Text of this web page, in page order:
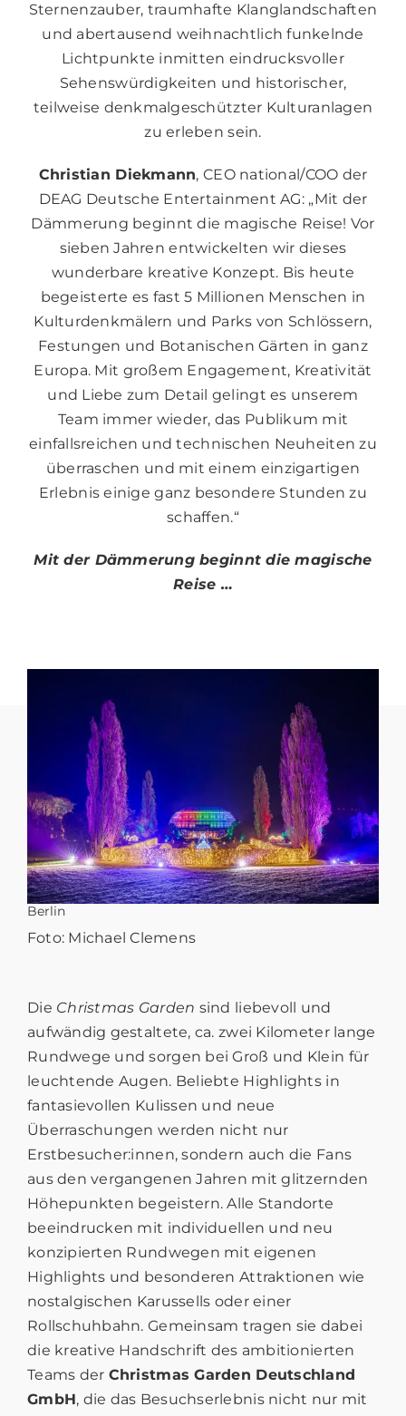
Sternenzauber, traumhafte Klanglandschaften
und abertausend weihnachtlich funkelnde
Lichtpunkte inmitten eindrucksvoller
Sehenswürdigkeiten und historischer,
teilweise denkmalgeschützter Kulturanlagen
zu erleben sein.
Christian Diekmann, CEO national/COO der
DEAG Deutsche Entertainment AG: „Mit der
Dämmerung beginnt die magische Reise! Vor
sieben Jahren entwickelten wir dieses
wunderbare kreative Konzept. Bis heute
begeisterte es fast 5 Millionen Menschen in
Kulturdenkmälern und Parks von Schlössern,
Festungen und Botanischen Gärten in ganz
Europa. Mit großem Engagement, Kreativität
und Liebe zum Detail gelingt es unserem
Team immer wieder, das Publikum mit
einfallsreichen und technischen Neuheiten zu
überraschen und mit einem einzigartigen
Erlebnis einige ganz besondere Stunden zu
schaffen.“
Mit der Dämmerung beginnt die magische
Reise …
Berlin
Foto: Michael Clemens
Die Christmas Garden sind liebevoll und
aufwändig gestaltete, ca. zwei Kilometer lange
Rundwege und sorgen bei Groß und Klein für
leuchtende Augen. Beliebte Highlights in
fantasievollen Kulissen und neue
Überraschungen werden nicht nur
Erstbesucher:innen, sondern auch die Fans
aus den vergangenen Jahren mit glitzernden
Höhepunkten begeistern. Alle Standorte
beeindrucken mit individuellen und neu
konzipierten Rundwegen mit eigenen
Highlights und besonderen Attraktionen wie
nostalgischen Karussells oder einer
Rollschuhbahn. Gemeinsam tragen sie dabei
die kreative Handschrift des ambitionierten
Teams der Christmas Garden Deutschland
GmbH, die das Besuchserlebnis nicht nur mit